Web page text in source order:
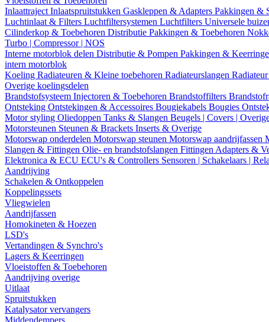
Inlaattraject Inlaatspruitstukken Gaskleppen & Adapters Pakkingen &
Luchtinlaat & Filters Luchtfiltersystemen Luchtfilters Universele
Cilinderkop & Toebehoren Distributie Pakkingen & Toebehoren
Turbo | Compressor | NOS
Interne motorblok delen Distributie & Pompen Pakkingen &
intern motorblok
Koeling Radiateuren & Kleine toebehoren Radiateurslangen
Overige koelingsdelen
Brandstofsysteem Injectoren & Toebehoren Brandstoffilters
Ontsteking Ontstekingen & Accessoires Bougiekabels Bougies
Motor styling Oliedoppen Tanks & Slangen Beugels | Covers |
Motorsteunen Steunen & Brackets Inserts & Overige
Motorswap onderdelen Motorswap steunen Motorswap aandrijfassen
Slangen & Fittingen Olie- en brandstofslangen Fittingen Adapters &
Elektronica & ECU ECU's & Controllers Sensoren | Schakelaars |
Aandrijving
Schakelen & Ontkoppelen
Koppelingssets
Vliegwielen
Aandrijfassen
Homokineten & Hoezen
LSD's
Vertandingen & Synchro's
Lagers & Keerringen
Vloeistoffen & Toebehoren
Aandrijving overige
Uitlaat
Spruitstukken
Katalysator vervangers
Middendempers